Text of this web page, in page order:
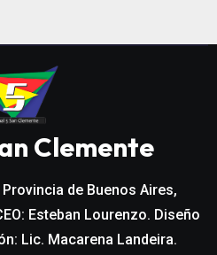
Clemente
de Buenos Aires,
Esteban Lourenzo. Diseño
Lic. Macarena Landeira.